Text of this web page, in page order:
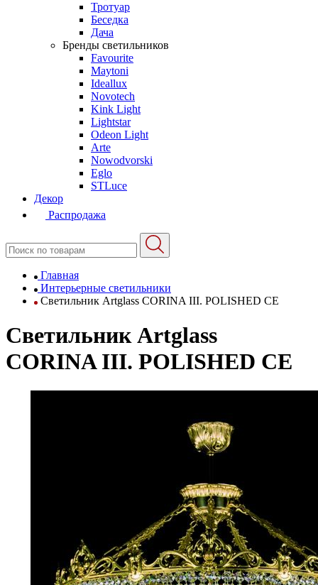
Тротуар
Беседка
Дача
Бренды светильников
Favourite
Maytoni
Ideallux
Novotech
Kink Light
Lightstar
Odeon Light
Arte
Nowodvorski
Eglo
STLuce
Декор
Распродажа
Главная
Интерьерные светильники
Светильник Artglass CORINA III. POLISHED CE
Светильник Artglass
CORINA III. POLISHED CE